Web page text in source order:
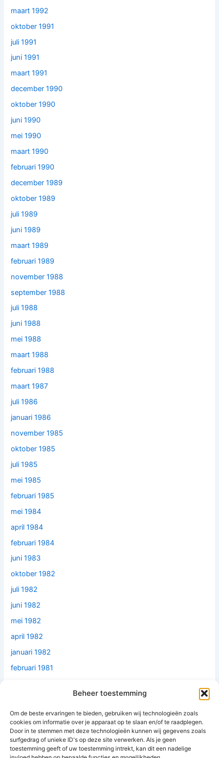
Beheer toestemming
Om de beste ervaringen te bieden, gebruiken wij technologieën zoals
cookies om informatie over je apparaat op te slaan en/of te raadplegen.
Door in te stemmen met deze technologieën kunnen wij gegevens zoals
surfgedrag of unieke ID's op deze site verwerken. Als je geen
toestemming geeft of uw toestemming intrekt, kan dit een nadelige
maart 1992
oktober 1991
juli 1991
juni 1991
maart 1991
december 1990
oktober 1990
juni 1990
mei 1990
maart 1990
februari 1990
december 1989
oktober 1989
juli 1989
juni 1989
maart 1989
februari 1989
november 1988
september 1988
juli 1988
juni 1988
mei 1988
maart 1988
februari 1988
maart 1987
juli 1986
januari 1986
november 1985
oktober 1985
juli 1985
mei 1985
februari 1985
mei 1984
april 1984
februari 1984
juni 1983
oktober 1982
juli 1982
juni 1982
mei 1982
april 1982
januari 1982
februari 1981
mei 1977
februari 1977
mei 1976